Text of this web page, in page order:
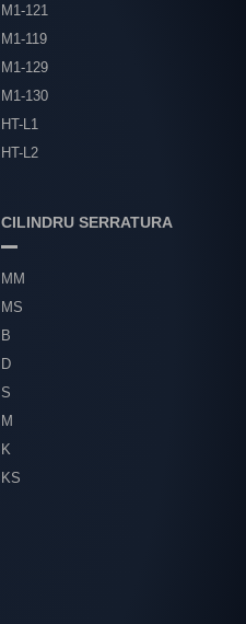
M1-121
M1-119
M1-129
M1-130
HT-L1
HT-L2
CILINDRU SERRATURA
MM
MS
B
D
S
M
K
KS